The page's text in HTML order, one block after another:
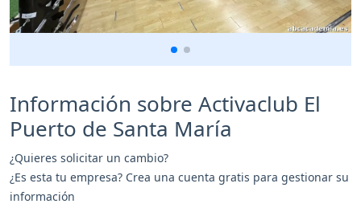
Información sobre Activaclub El
Puerto de Santa María
¿Quieres solicitar un cambio?
¿Es esta tu empresa? Crea una cuenta gratis para gestionar su
información